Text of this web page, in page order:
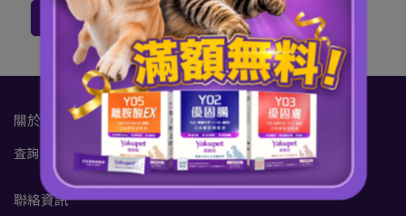
加入購物車
關於我們
查詢 品牌理念 我的帳戶 退款政策 隱私政策
聯絡資訊